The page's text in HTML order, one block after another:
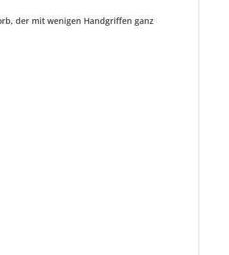
der mit wenigen Handgriffen ganz